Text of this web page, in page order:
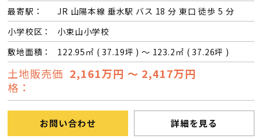
最寄駅：
JR 山陽本線 垂水駅 バス 18 分 東口 徒歩 5 分
小学校区：
小束山小学校
敷地面積：
122.95㎡ ( 37.19坪 ) ～ 123.2㎡ ( 37.26坪 )
土地販売価
格：
2,161万円 ～ 2,417万円
お問い合わせ 詳細を見る